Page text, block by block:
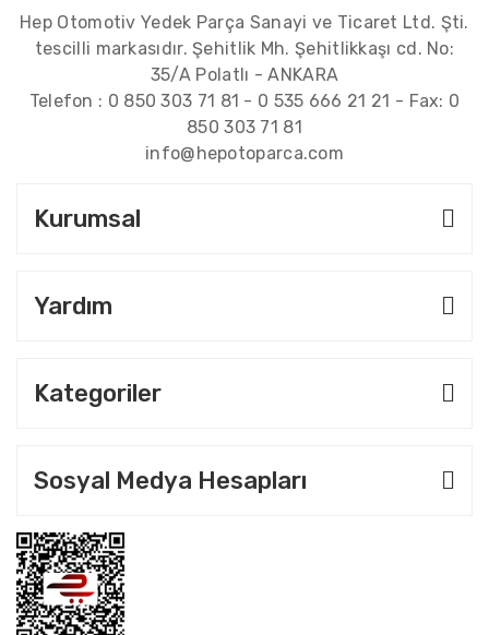
Hep Otomotiv Yedek Parça Sanayi ve Ticaret Ltd. Şti.
tescilli markasıdır. Şehitlik Mh. Şehitlikkaşı cd. No:
35/A Polatlı - ANKARA
Telefon : 0 850 303 71 81 - 0 535 666 21 21 - Fax: 0
850 303 71 81
info@hepotoparca.com
Kurumsal
Yardım
Kategoriler
Sosyal Medya Hesapları